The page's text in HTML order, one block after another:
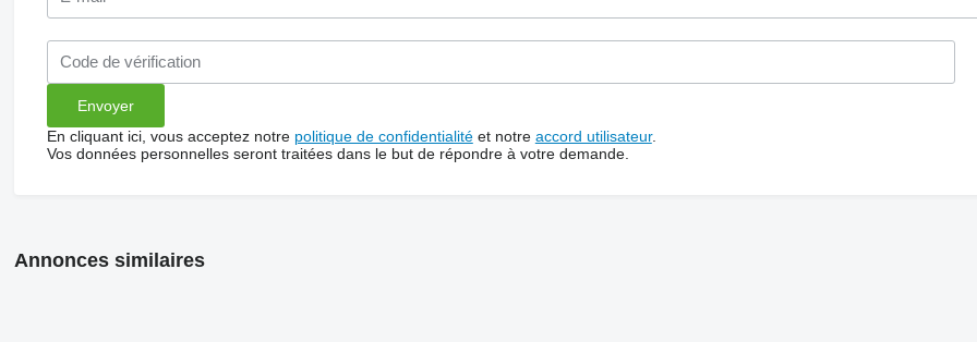
En cliquant ici, vous acceptez notre politique de confidentialitéet notre accord utilisateur.
Vos données personnelles seront traitées dans le but de répondre à votre demande.
Annonces similaires